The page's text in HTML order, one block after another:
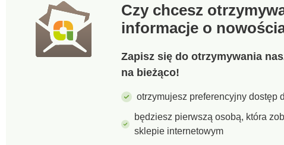
Czy chcesz
informacje o
Zapisz się do otrzymywania
na bieżąco!
otrzymujesz preferencyjny dostęp
będziesz pierwszą osobą, która
sklepie internetowym